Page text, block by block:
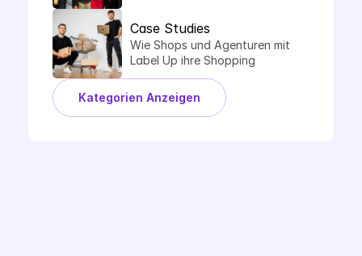
Case Studies
Wie Shops und Agenturen mit
Label Up ihre Shopping
Performance steigern.
Kategorien Anzeigen